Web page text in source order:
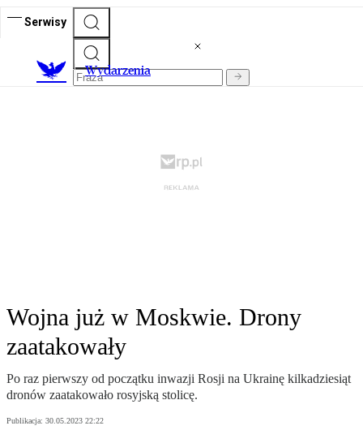
Serwisy
Wydarzenia
Wojna już w Moskwie. Drony
zaatakowały
Po raz pierwszy od początku inwazji Rosji na Ukrainę kilkadziesiąt
dronów zaatakowało rosyjską stolicę.
Publikacja: 30.05.2023 22:22